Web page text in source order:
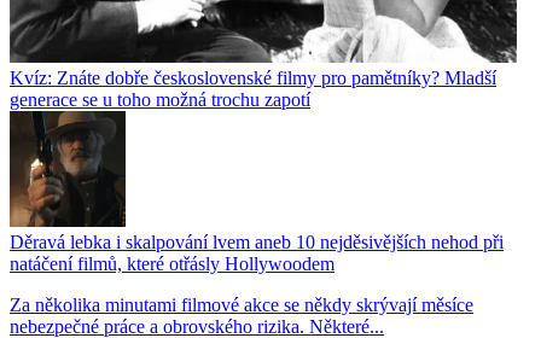
Kvíz: Znáte dobře československé filmy pro pamětníky? Mladší
generace se u toho možná trochu zapotí
Děravá lebka i skalpování lvem aneb 10 nejděsivějších nehod při
natáčení filmů, které otřásly Hollywoodem
Za několika minutami filmové akce se někdy skrývají měsíce
nebezpečné práce a obrovského rizika. Některé...